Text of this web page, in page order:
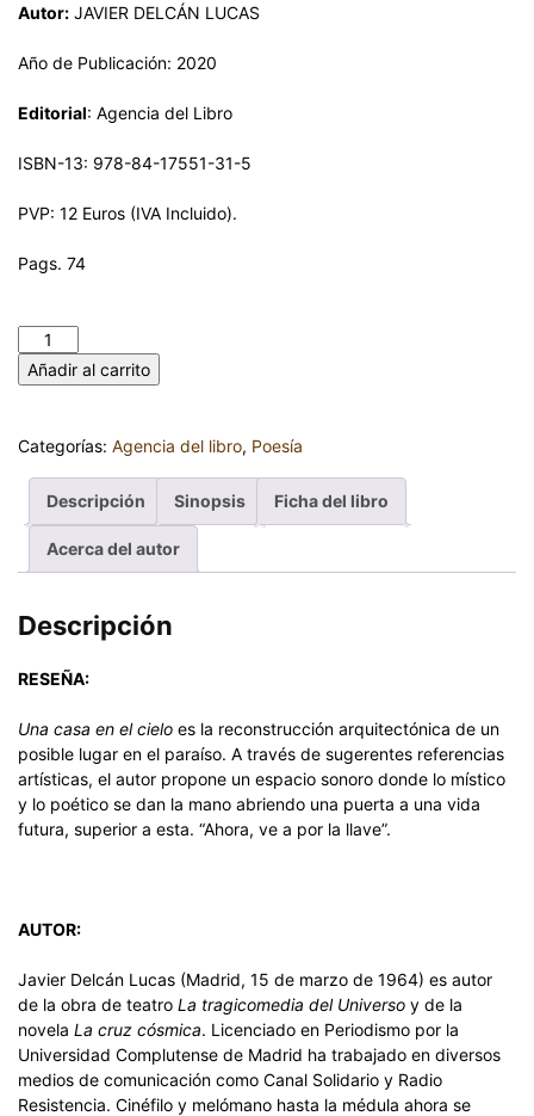
Autor: JAVIER DELCÁN LUCAS
Año de Publicación: 2020
Editorial: Agencia del Libro
ISBN-13: 978-84-17551-31-5
PVP: 12 Euros (IVA Incluido).
Pags. 74
Añadir al carrito
Categorías: Agencia del libro, Poesía
Descripción Sinopsis Ficha del libro
Acerca del autor
Descripción
RESEÑA:
Una casa en el cielo es la reconstrucción arquitectónica de un
posible lugar en el paraíso. A través de sugerentes referencias
artísticas, el autor propone un espacio sonoro donde lo místico
y lo poético se dan la mano abriendo una puerta a una vida
futura, superior a esta. “Ahora, ve a por la llave”.
AUTOR:
Javier Delcán Lucas (Madrid, 15 de marzo de 1964) es autor
de la obra de teatro La tragicomedia del Universo y de la
novela La cruz cósmica. Licenciado en Periodismo por la
Universidad Complutense de Madrid ha trabajado en diversos
medios de comunicación como Canal Solidario y Radio
Resistencia. Cinéfilo y melómano hasta la médula ahora se